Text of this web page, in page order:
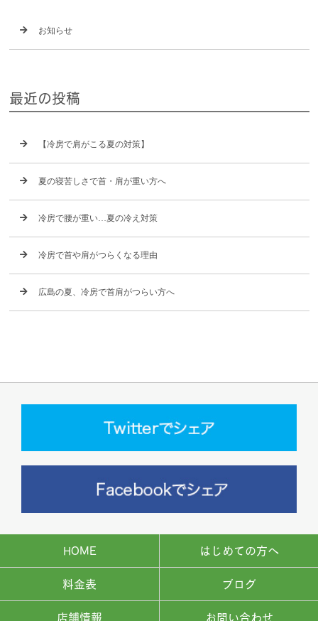
お知らせ
最近の投稿
【冷房で肩がこる夏の対策】
夏の寝苦しさで首・肩が重い方へ
冷房で腰が重い…夏の冷え対策
冷房で首や肩がつらくなる理由
広島の夏、冷房で首肩がつらい方へ
HOME はじめての方へ
料金表 ブログ
店舗情報 お問い合わせ